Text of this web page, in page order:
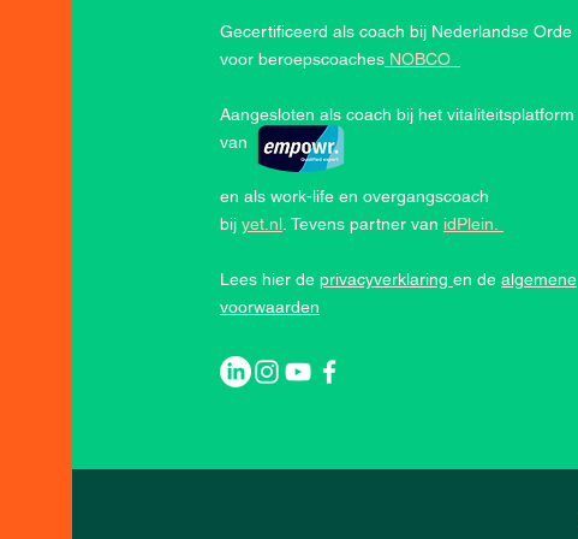
Gecertificeerd als coach bij Nederlandse Orde
voor beroepscoaches NOBCO
Aangesloten als coach bij het vitaliteitsplatform
van
en als work-life en overgangscoach
bij yet.nl Tevens partner van idPlein.
Lees hier deprivacyverklaringen dealgemene
voorwaarden